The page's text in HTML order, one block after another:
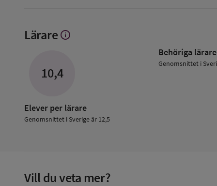
Lärare Visa
info
10,4
Elever per lärare
Genomsnittet i Sverige är 12,5
Behöriga lärare
Genomsnittet i
Vill du veta mer?